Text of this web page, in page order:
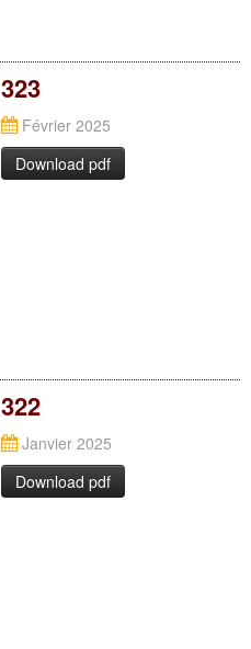
323
Février 2025
Download pdf
322
Janvier 2025
Download pdf